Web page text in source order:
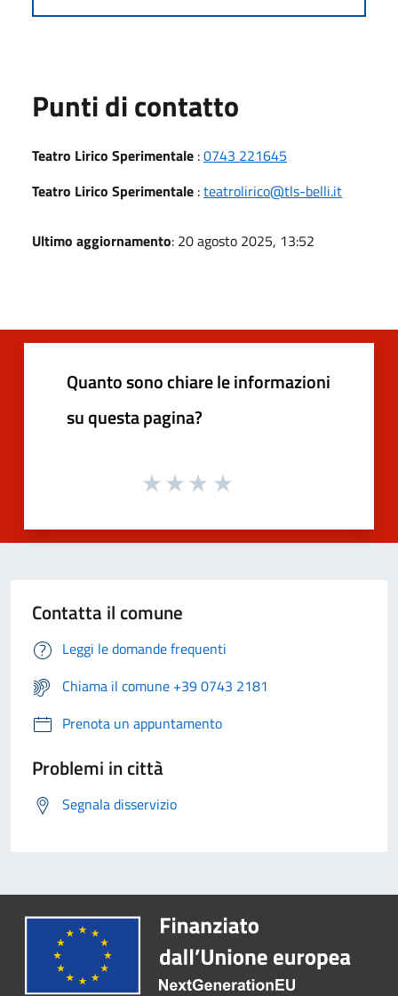
Punti di contatto
Teatro Lirico Sperimentale :0743 221645
Teatro Lirico Sperimentale :teatrolirico@tls-belli.it
Ultimo aggiornamento: 20 agosto 2025, 13:52
Quanto sono chiare le informazioni
su questa pagina?
Contatta il comune
Leggi le domande frequenti
Chiama il comune +39 0743 2181
Prenota un appuntamento
Problemi in città
Segnala disservizio